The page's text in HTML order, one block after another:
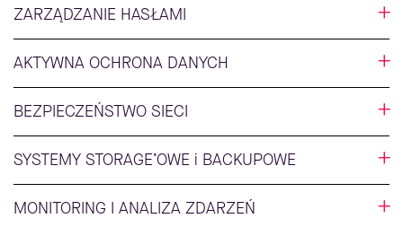
ZARZĄDZANIE HASŁAMI
AKTYWNA OCHRONA DANYCH
BEZPIECZEŃSTWO SIECI
SYSTEMY STORAGE’OWE i BACKUPOWE
MONITORING I ANALIZA ZDARZEŃ